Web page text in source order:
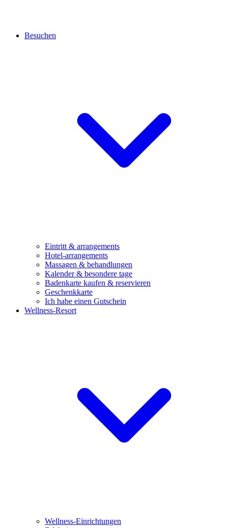
Besuchen
Eintritt & arrangements
Hotel-arrangements
Massagen & behandlungen
Kalender & besondere tage
Badenkarte kaufen & reservieren
Geschenkkarte
Ich habe einen Gutschein
Wellness-Resort
Wellness-Einrichtungen